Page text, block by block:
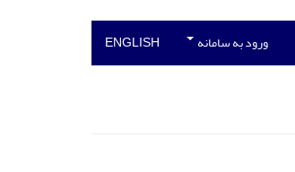
ورود به سامانه ENGLISH